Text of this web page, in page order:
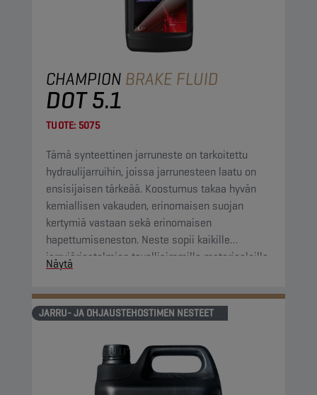
CHAMPION BRAKE FLUID
DOT 5.1
TUOTE: 5075
Tämä synteettinen jarruneste on tarkoitettu
hydraulijarruihin, joissa jarrunesteen laatu on
ensisijaisen tärkeää. Koostumus takaa hyvän
kemiallisen vakauden, erinomaisen suojan
kertymiä vastaan sekä erinomaisen
hapettumiseneston. Neste sopii kaikille
jarrujärjestelmien tavallisimmille materiaaleille.
Näytä
JARRU- JA OHJAUSTEHOSTIMEN NESTEET